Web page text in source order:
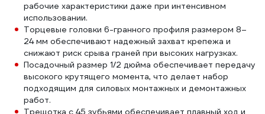
рабочие характеристики даже при интенсивном
использовании.
Торцевые головки 6-гранного профиля размером 8–
24 мм обеспечивают надежный захват крепежа и
снижают риск срыва граней при высоких нагрузках.
Посадочный размер 1/2 дюйма обеспечивает передачу
высокого крутящего момента, что делает набор
подходящим для силовых монтажных и демонтажных
работ.
Трещотка с 45 зубьями обеспечивает плавный ход и